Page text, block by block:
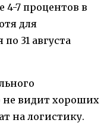
4-7 процентов в
для
по 31 августа
не видит хороших
на логистику.